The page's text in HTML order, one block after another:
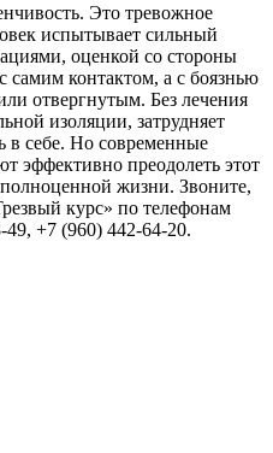
Это тревожное
испытывает сильный
оценкой со стороны
контактом, а с боязнью
отвергнутым. Без лечения
изоляции, затрудняет
в себе. Но современные
эффективно преодолеть этот
полноценной жизни. Звоните,
курс» по телефонам
+7 (960) 442-64-20.